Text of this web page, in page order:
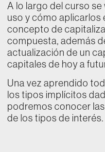
A lo largo del curso
uso y cómo aplicarlos
concepto de
compuesta, además
actualización de un
capitales de hoy a
Una vez aprendido
los tipos implícitos
podremos conocer
de los tipos de interés.